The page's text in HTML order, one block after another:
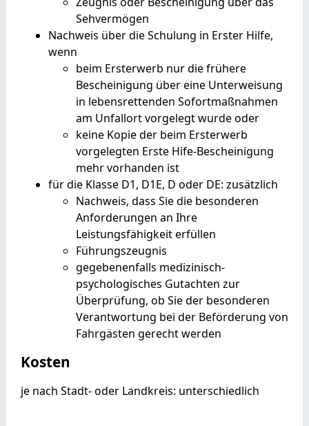
Sehvermögen
Nachweis über die Schulung in Erster Hilfe,
wenn
beim Ersterwerb nur die frühere
Bescheinigung über eine Unterweisung
in lebensrettenden Sofortmaßnahmen
am Unfallort vorgelegt wurde oder
keine Kopie der beim Ersterwerb
vorgelegten Erste Hife-Bescheinigung
mehr vorhanden ist
für die Klasse D1, D1E, D oder DE: zusätzlich
Nachweis, dass Sie die besonderen
Anforderungen an Ihre
Leistungsfähigkeit erfüllen
Führungszeugnis
gegebenenfalls medizinisch-
psychologisches Gutachten zur
Überprüfung, ob Sie der besonderen
Verantwortung bei der Beförderung von
Fahrgästen gerecht werden
Kosten
je nach Stadt- oder Landkreis: unterschiedlich